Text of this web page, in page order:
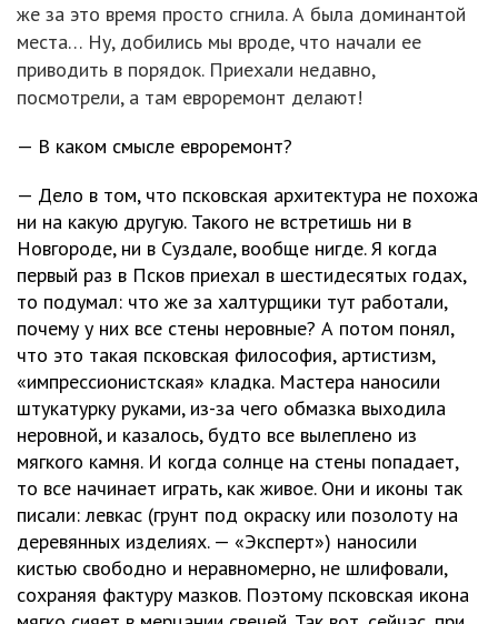
же за это время просто сгнила. А была доминантой
места… Ну, добились мы вроде, что начали ее
приводить в порядок. Приехали недавно,
посмотрели, а там евроремонт делают!
— В каком смысле евроремонт?
— Дело в том, что псковская архитектура не похожа
ни на какую другую. Такого не встретишь ни в
Новгороде, ни в Суздале, вообще нигде. Я когда
первый раз в Псков приехал в шестидесятых годах,
то подумал: что же за халтурщики тут работали,
почему у них все стены неровные? А потом понял,
что это такая псковская философия, артистизм,
«импрессионистская» кладка. Мастера наносили
штукатурку руками, из-за чего обмазка выходила
неровной, и казалось, будто все вылеплено из
мягкого камня. И когда солнце на стены попадает,
то все начинает играть, как живое. Они и иконы так
писали: левкас (грунт под окраску или позолоту на
деревянных изделиях. — «Эксперт») наносили
кистью свободно и неравномерно, не шлифовали,
сохраняя фактуру мазков. Поэтому псковская икона